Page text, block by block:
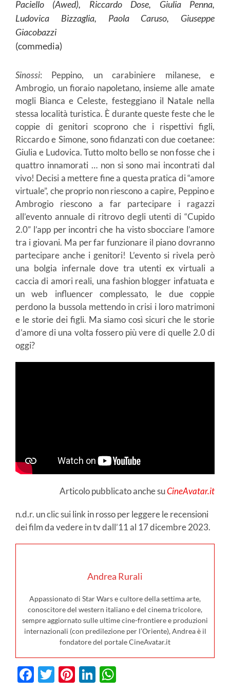
Paciello (Awed), Riccardo Dose, Giulia Penna,
Ludovica Bizzaglia, Paola Caruso, Giuseppe
Giacobazzi
(commedia)
Sinossi: Peppino, un carabiniere milanese, e
Ambrogio, un fioraio napoletano, insieme alle amate
mogli Bianca e Celeste, festeggiano il Natale nella
stessa località turistica. È durante queste feste che le
coppie di genitori scoprono che i rispettivi figli,
Riccardo e Simone, sono fidanzati con due coetanee:
Giulia e Ludovica. Tutto molto bello se non fosse che i
quattro innamorati … non si sono mai incontrati dal
vivo! Decisi a mettere fine a questa pratica di “amore
virtuale”, che proprio non riescono a capire, Peppino e
Ambrogio riescono a far partecipare i ragazzi
all’evento annuale di ritrovo degli utenti di “Cupido
2.0” l’app per incontri che ha visto sbocciare l’amore
tra i giovani. Ma per far funzionare il piano dovranno
partecipare anche i genitori! L’evento si rivela però
una bolgia infernale dove tra utenti ex virtuali a
caccia di amori reali, una fashion blogger infatuata e
un web influencer complessato, le due coppie
perdono la bussola mettendo in crisi i loro matrimoni
e le storie dei figli. Ma siamo così sicuri che le storie
d’amore di una volta fossero più vere di quelle 2.0 di
oggi?
Articolo pubblicato anche suCineAvatar.it
n.d.r. un clic sui link in rosso per leggere le recensioni
dei film da vedere in tv dall’11 al 17 dicembre 2023.
Andrea Rurali
Appassionato di Star Wars e cultore della settima arte,
conoscitore del western italiano e del cinema tricolore,
sempre aggiornato sulle ultime cine-frontiere e produzioni
internazionali (con predilezione per l’Oriente), Andrea è il
fondatore del portale CineAvatar.it
Facebook
Twitter
Pinterest
LinkedIn